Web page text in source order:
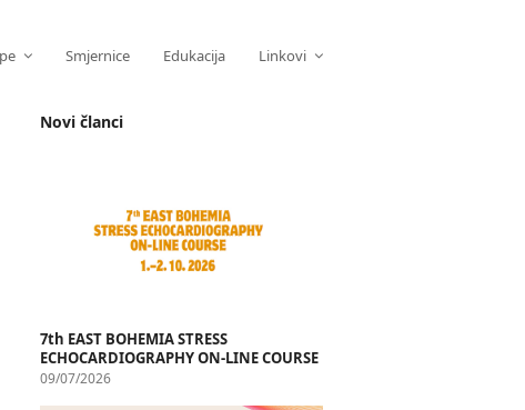
Smjernice Edukacija Linkovi
Novi članci
7th EAST BOHEMIA STRESS
ECHOCARDIOGRAPHY ON-LINE COURSE
09/07/2026